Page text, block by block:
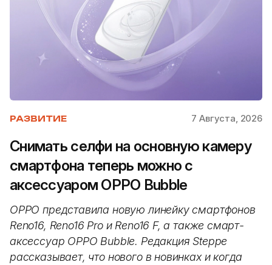
РАЗВИТИЕ 7 Августа, 2026
Снимать селфи на основную камеру
смартфона теперь можно с
аксессуаром OPPO Bubble
OPPO представила новую линейку смартфонов
Reno16, Reno16 Pro и Reno16 F, а также смарт-
аксессуар OPPO Bubble. Редакция Steppe
рассказывает, что нового в новинках и когда